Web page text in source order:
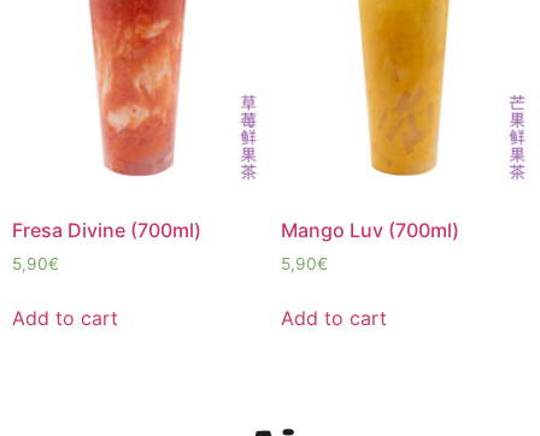
Fresa Divine (700ml)
5,90€
Add to cart
Mango Luv (700ml)
5,90€
Add to cart